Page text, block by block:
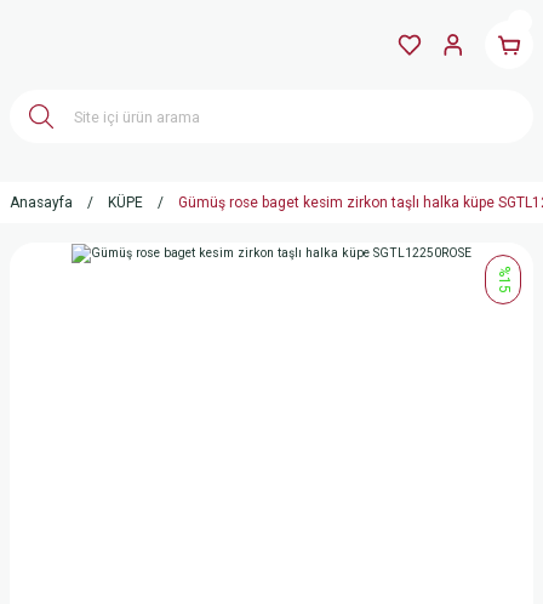
Anasayfa KÜPE Gümüş rose baget kesim zirkon taşlı halka küpe
%15